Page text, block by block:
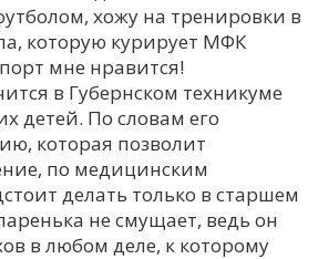
хожу на тренировки в
которую курирует МФК
мне нравится!
в Губернском техникуме
детей. По словам его
которая позволит
по медицинским
делать только в старшем
не смущает, ведь он
в любом деле, к которому